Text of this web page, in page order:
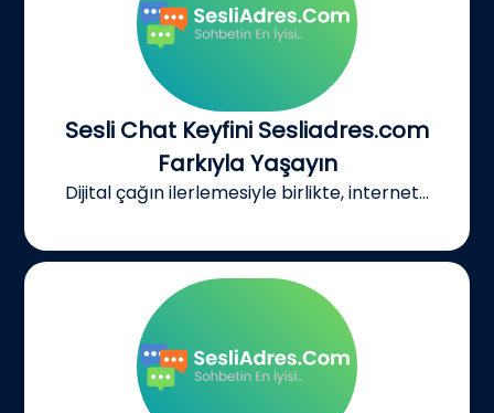
Sesli Chat Keyfini Sesliadres.com
Farkıyla Yaşayın
Dijital çağın ilerlemesiyle birlikte, internet...